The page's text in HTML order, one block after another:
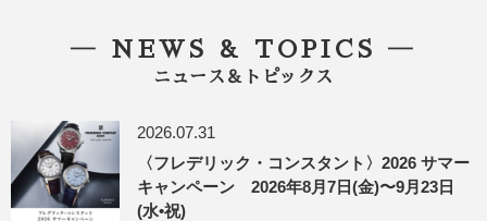
― NEWS & TOPICS ―
ニュース＆トピックス
2026.07.31
〈フレデリック・コンスタント〉2026 サマー
キャンペーン 2026年8月7日(金)〜9月23日
(水•祝)